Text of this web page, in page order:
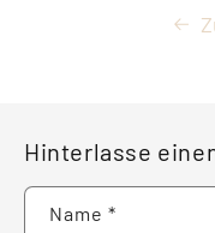
Hinterlasse
Name *